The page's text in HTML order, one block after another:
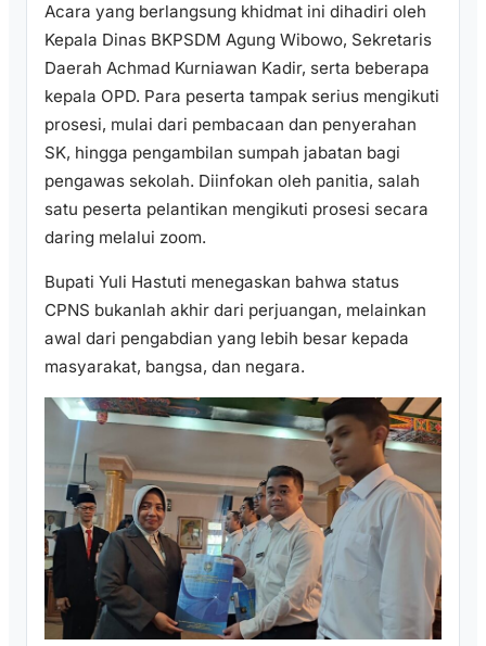
Acara yang berlangsung khidmat ini dihadiri oleh
Kepala Dinas BKPSDM Agung Wibowo, Sekretaris
Daerah Achmad Kurniawan Kadir, serta beberapa
kepala OPD. Para peserta tampak serius mengikuti
prosesi, mulai dari pembacaan dan penyerahan
SK, hingga pengambilan sumpah jabatan bagi
pengawas sekolah. Diinfokan oleh panitia, salah
satu peserta pelantikan mengikuti prosesi secara
daring melalui zoom.
Bupati Yuli Hastuti menegaskan bahwa status
CPNS bukanlah akhir dari perjuangan, melainkan
awal dari pengabdian yang lebih besar kepada
masyarakat, bangsa, dan negara.